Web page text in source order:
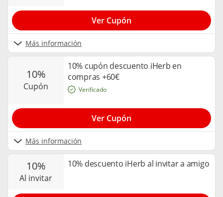
Más información
Ver Cupón
10%
cupón
10% cupón descuento iHerb en
compras +60€
Más información
Verificado
Ver Cupón
10%
al invitar
10% descuento iHerb al invitar a amigo